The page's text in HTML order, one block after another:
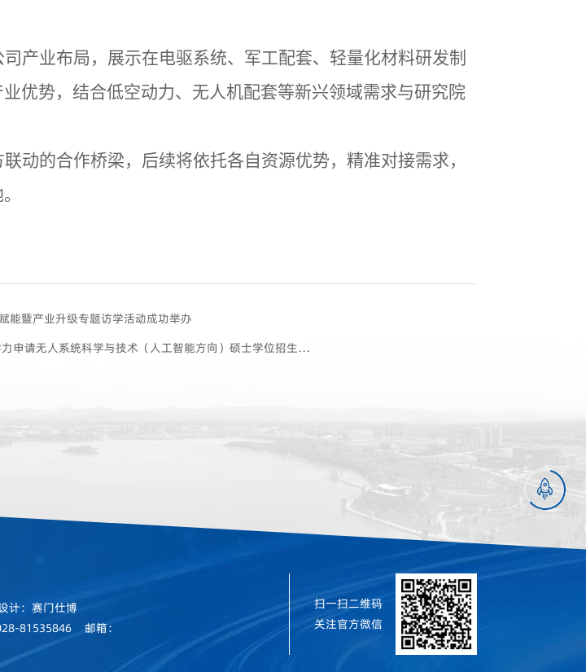
产业布局， 展示在电驱系统、军工配套、轻量化材料研发制
优势，结合低空动力、无人机配套等新兴领域需求与研究院
联动的合作桥梁，后续将依托各自资源优势，精准对接需求，
能暨产业升级专题访学活动成功举办
请无人系统科学与技术（人工智能方向）硕士学位招生简章

计：赛门仕博
81535846 邮箱：
扫一扫二维码
关注官方微信